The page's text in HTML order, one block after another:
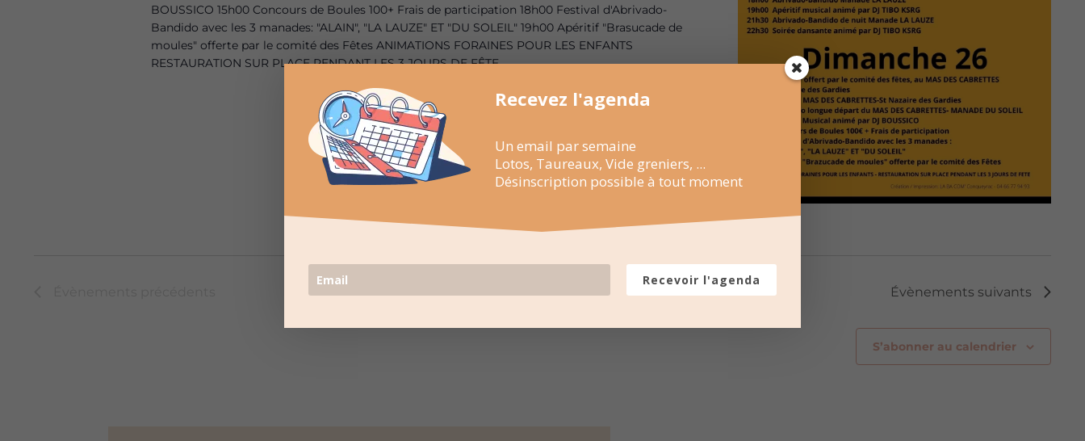
BOUSSICO 15h00 Concours de Boules 100+ Frais de participation 18h00 Festival d'Abrivado-
Bandido avec les 3 manades: "ALAIN", "LA LAUZE" ET "DU SOLEIL" 19h00 Apéritif "Brasucade de
moules" offerte par le comité des Fêtes ANIMATIONS FORAINES POUR LES ENFANTS
RESTAURATION SUR PLACE PENDANT LES 3 JOURS DE FÊTE
Évènements suivants
S’abonner au calendrier
Recevez l'agenda
Un email par semaine
Lotos, Taureaux, Vide greniers, ...
Désinscription possible à tout moment
Recevoir l'agenda